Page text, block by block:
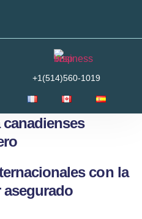
+1(514)560-1019
con la